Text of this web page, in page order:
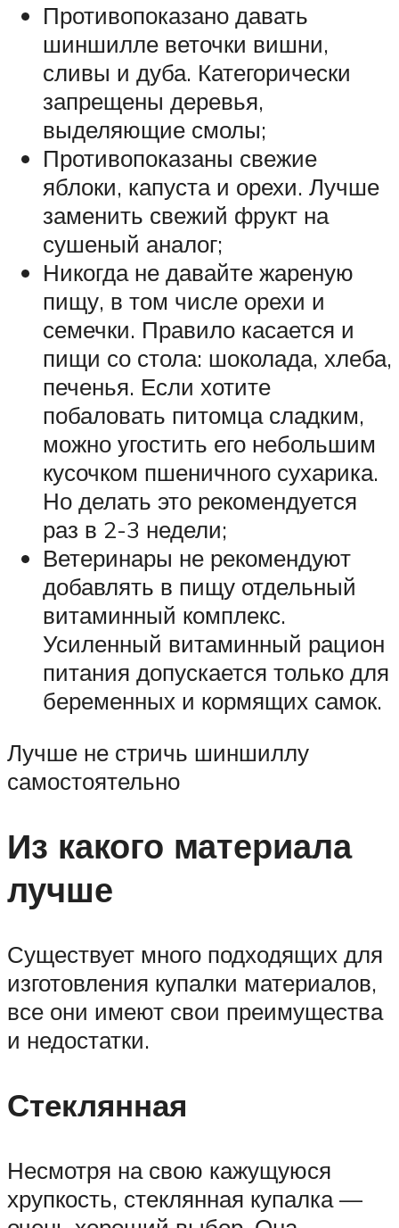
Противопоказано давать
шиншилле веточки вишни,
сливы и дуба. Категорически
запрещены деревья,
выделяющие смолы;
Противопоказаны свежие
яблоки, капуста и орехи. Лучше
заменить свежий фрукт на
сушеный аналог;
Никогда не давайте жареную
пищу, в том числе орехи и
семечки. Правило касается и
пищи со стола: шоколада, хлеба,
печенья. Если хотите
побаловать питомца сладким,
можно угостить его небольшим
кусочком пшеничного сухарика.
Но делать это рекомендуется
раз в 2-3 недели;
Ветеринары не рекомендуют
добавлять в пищу отдельный
витаминный комплекс.
Усиленный витаминный рацион
питания допускается только для
беременных и кормящих самок.
Лучше не стричь шиншиллу
самостоятельно
Из какого материала
лучше
Существует много подходящих для
изготовления купалки материалов,
все они имеют свои преимущества
и недостатки.
Стеклянная
Несмотря на свою кажущуюся
хрупкость, стеклянная купалка —